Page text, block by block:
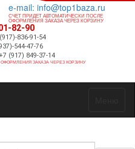
e-mail: info@top1baza.ru
СЧЕТ ПРИДЕТ АВТОМАТИЧЕСКИ ПОСЛЕ
ОФОРМЛЕНИЯ ЗАКАЗА ЧЕРЕЗ КОРЗИНУ
82-90
836-91-54
544-47-76
(917) 849-37-14
ЗАКАЗА ЧЕРЕЗ КОРЗИНУ